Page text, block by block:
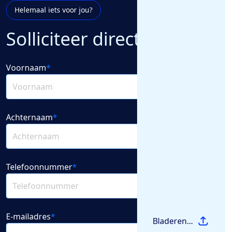
Helemaal iets voor jou?
Solliciteer direct
Voornaam*
Achternaam*
Telefoonnummer*
E-mailadres* Bladeren...